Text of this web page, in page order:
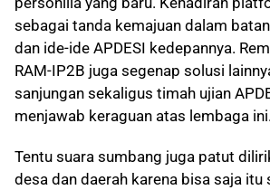
sebagai tanda kemajuan dalam
dan ide-ide APDESI kedepannya.
RAM-IP2B juga segenap solusi
sanjungan sekaligus timah ujian
menjawab keraguan atas lembaga ini.
Tentu suara sumbang juga patut
desa dan daerah karena bisa saja itu